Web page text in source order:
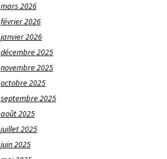
mars 2026
février 2026
janvier 2026
décembre 2025
novembre 2025
octobre 2025
septembre 2025
août 2025
juillet 2025
juin 2025